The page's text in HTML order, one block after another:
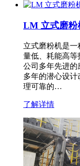
LM 立式磨粉
立式磨粉机是
量低、耗能高
公司多年先进的
多年的潜心设
理可靠的…
了解详情